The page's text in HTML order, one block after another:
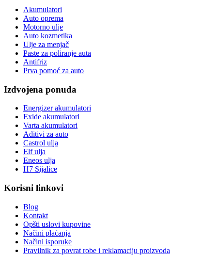
Akumulatori
Auto oprema
Motorno ulje
Auto kozmetika
Ulje za menjač
Paste za poliranje auta
Antifriz
Prva pomoć za auto
Izdvojena ponuda
Energizer akumulatori
Exide akumulatori
Varta akumulatori
Aditivi za auto
Castrol ulja
Elf ulja
Eneos ulja
H7 Sijalice
Korisni linkovi
Blog
Kontakt
Opšti uslovi kupovine
Načini plaćanja
Načini isporuke
Pravilnik za povrat robe i reklamaciju proizvoda